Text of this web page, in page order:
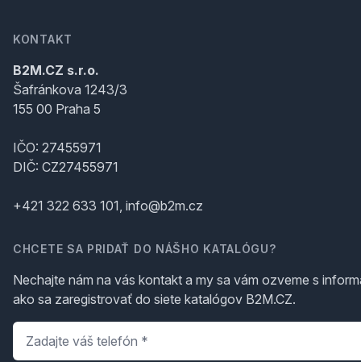
KONTAKT
B2M.CZ s.r.o.
Šafránkova 1243/3
155 00 Praha 5
IČO: 27455971
DIČ: CZ27455971
+421 322 633 101, info@b2m.cz
CHCETE SA PRIDAŤ DO NÁŠHO KATALÓGU?
Nechajte nám na vás kontakt a my sa vám ozveme s
ako sa zaregistrovať do siete katalógov B2M.CZ.
Telefón